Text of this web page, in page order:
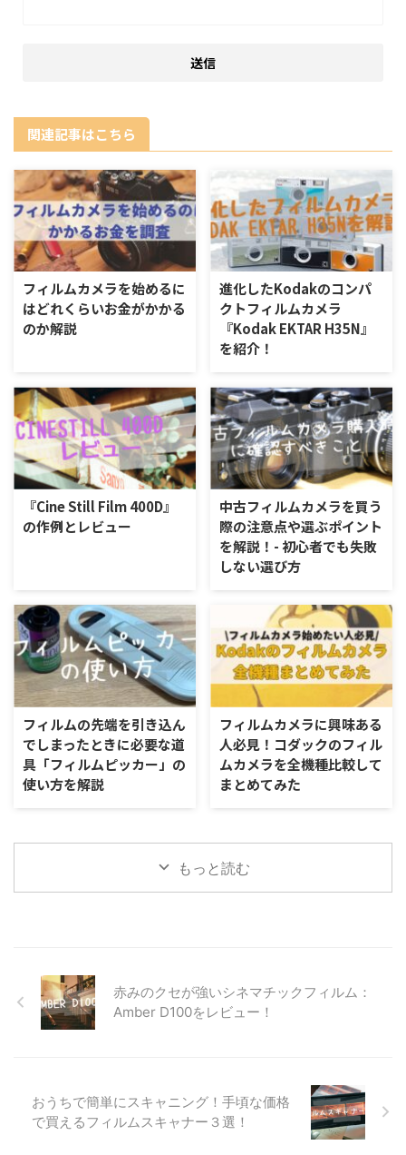
関連記事はこちら
フィルムカメラを始めるに
はどれくらいお金がかかる
のか解説
進化したKodakのコンパ
クトフィルムカメラ
『Kodak EKTAR H35N』
を紹介！
『Cine Still Film 400D』
の作例とレビュー
中古フィルムカメラを買う
際の注意点や選ぶポイント
を解説！- 初心者でも失敗
しない選び方
フィルムの先端を引き込ん
でしまったときに必要な道
具「フィルムピッカー」の
使い方を解説
フィルムカメラに興味ある
人必見！コダックのフィル
ムカメラを全機種比較して
まとめてみた
もっと読む
赤みのクセが強いシネマチックフィルム：
Amber D100をレビュー！
おうちで簡単にスキャニング！手頃な価格
で買えるフィルムスキャナー３選！